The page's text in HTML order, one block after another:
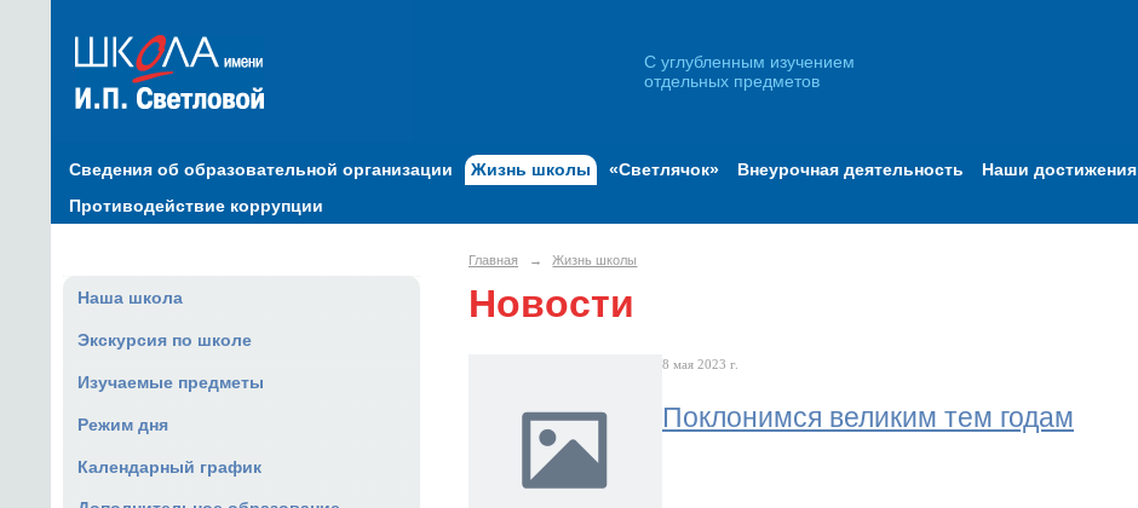
С углубленным изучением
отдельных предметов
Сведения об образовательной организации Жизнь школы «Светлячок» Внеурочная деятельность Наши достижения
Противодействие коррупции
Наша школа
Экскурсия по школе
Изучаемые предметы
Режим дня
Календарный график
Главная → Жизнь школы
Новости
8 мая 2023 г.
Поклонимся великим тем годам